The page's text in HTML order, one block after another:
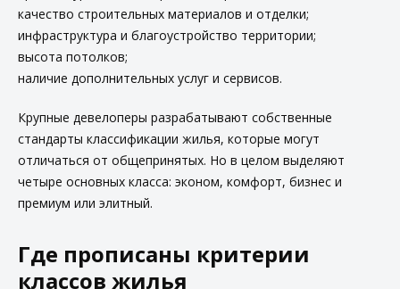
качество строительных материалов и отделки;
инфраструктура и благоустройство территории;
высота потолков;
наличие дополнительных услуг и сервисов.
Крупные девелоперы разрабатывают собственные
стандарты классификации жилья, которые могут
отличаться от общепринятых. Но в целом выделяют
четыре основных класса: эконом, комфорт, бизнес и
премиум или элитный.
Где прописаны критерии
классов жилья